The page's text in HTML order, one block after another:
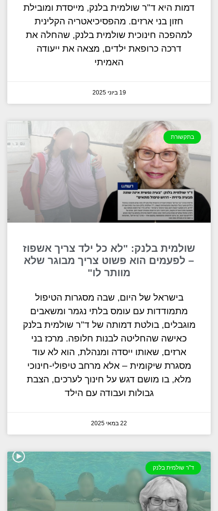
דמות היא ד"ר שולמית בלנק, מייסדת ומובילת
חזון בני ארזים. מהפסיכיאטריה הקלינית
למהפכה חינוכית שולמית בלנק, שהחלה את
דרכה כרופאת ילדים, מצאה את ייעודה
האמיתי
19 ביוני 2025
בתקשורת
שולמית בלנק: "לא כל ילד צריך אשפוז
– לפעמים הוא פשוט צריך מבוגר שלא
מוותר לו"
בישראל של היום, שבה מסגרות הטיפול
מתמודדות עם עומס בלתי נגמר ומשאבים
מוגבלים, בולטת דמותה של ד"ר שולמית בלנק
כאישה שהחליטה לבנות חלופה. מרכז בני
ארזים, שאותו ייסדה ומנהלת, הוא לא עוד
מסגרת שיקומית – אלא מרחב טיפולי-חינוכי
מלא, בו מושם דגש על חינוך לערכים, הצבת
גבולות ועבודה עם הילד
22 במאי 2025
ד"ר שולמית בלנק